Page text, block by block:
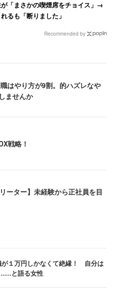
「まさかの喫煙席をチョイス」→
るも「断りました」
Recommended by
はやり方が9割。的ハズレなや
ませんか
戦略！
ーター】未経験から正社員を目
が１万円しかなくて絶縁！ 自分は
と語る女性